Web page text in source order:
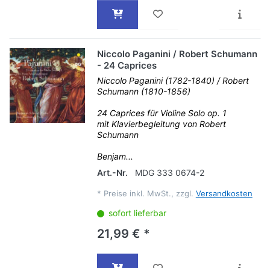
Niccolo Paganini / Robert Schumann
- 24 Caprices
Niccolo Paganini (1782-1840) / Robert
Schumann (1810-1856)
24 Caprices für Violine Solo op. 1
mit Klavierbegleitung von Robert
Schumann
Benjam...
Art.-Nr.
MDG 333 0674-2
* Preise inkl. MwSt., zzgl. Versandkosten
sofort lieferbar
21,99 € *